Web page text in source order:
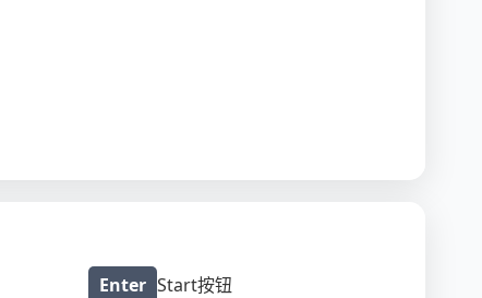
Enter Start按钮